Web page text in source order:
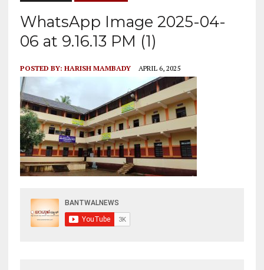
WhatsApp Image 2025-04-
06 at 9.16.13 PM (1)
POSTED BY: HARISH MAMBADY APRIL 6, 2025